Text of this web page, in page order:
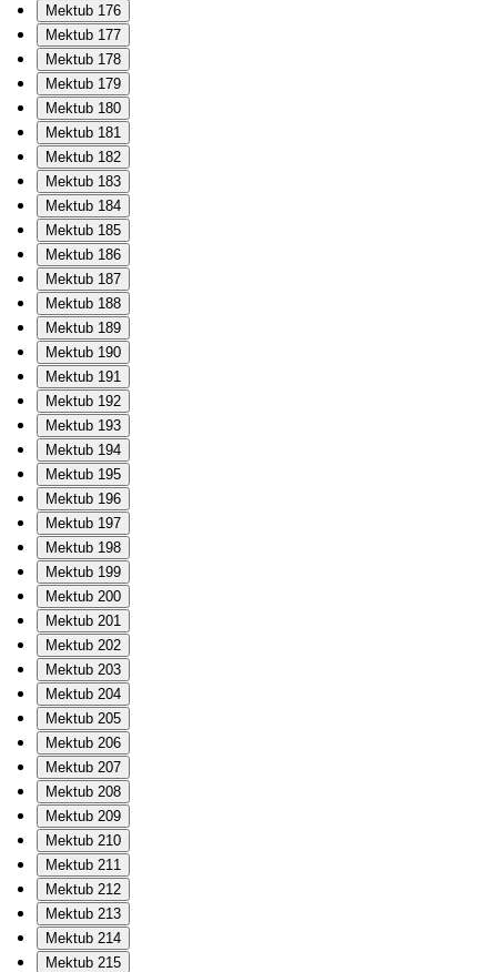
Mektub 176
Mektub 177
Mektub 178
Mektub 179
Mektub 180
Mektub 181
Mektub 182
Mektub 183
Mektub 184
Mektub 185
Mektub 186
Mektub 187
Mektub 188
Mektub 189
Mektub 190
Mektub 191
Mektub 192
Mektub 193
Mektub 194
Mektub 195
Mektub 196
Mektub 197
Mektub 198
Mektub 199
Mektub 200
Mektub 201
Mektub 202
Mektub 203
Mektub 204
Mektub 205
Mektub 206
Mektub 207
Mektub 208
Mektub 209
Mektub 210
Mektub 211
Mektub 212
Mektub 213
Mektub 214
Mektub 215